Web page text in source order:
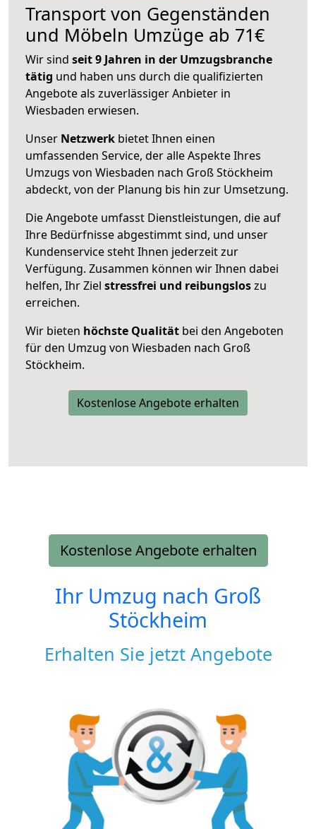
Transport von Gegenständen
und Möbeln Umzüge ab 71€
Wir sind seit 9 Jahren in der Umzugsbranche
tätig und haben uns durch die qualifizierten
Angebote als zuverlässiger Anbieter in
Wiesbaden erwiesen.
Unser Netzwerk bietet Ihnen einen
umfassenden Service, der alle Aspekte Ihres
Umzugs von Wiesbaden nach Groß Stöckheim
abdeckt, von der Planung bis hin zur Umsetzung.
Die Angebote umfasst Dienstleistungen, die auf
Ihre Bedürfnisse abgestimmt sind, und unser
Kundenservice steht Ihnen jederzeit zur
Verfügung. Zusammen können wir Ihnen dabei
helfen, Ihr Ziel stressfrei und reibungsloszu
erreichen.
Wir bieten höchste Qualität bei den Angeboten
für den Umzug von Wiesbaden nach Groß
Stöckheim.
Kostenlose Angebote erhalten
Kostenlose Angebote erhalten
Ihr Umzug nach Groß
Stöckheim
Erhalten Sie jetzt Angebote